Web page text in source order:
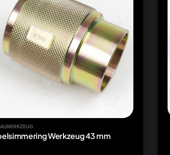
Werkzeug 43 mm